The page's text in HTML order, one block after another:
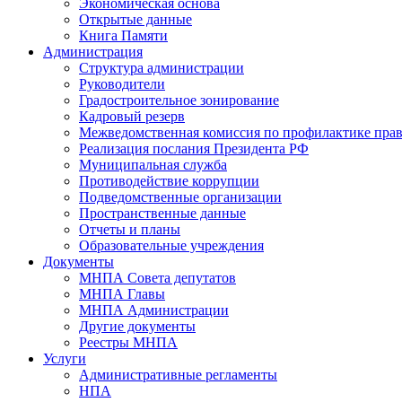
Экономическая основа
Открытые данные
Книга Памяти
Администрация
Структура администрации
Руководители
Градостроительное зонирование
Кадровый резерв
Межведомственная комиссия по профилактике
Реализация послания Президента РФ
Муниципальная служба
Противодействие коррупции
Подведомственные организации
Пространственные данные
Отчеты и планы
Образовательные учреждения
Документы
МНПА Совета депутатов
МНПА Главы
МНПА Администрации
Другие документы
Реестры МНПА
Услуги
Административные регламенты
НПА